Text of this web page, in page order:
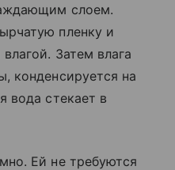
слоем.
пленку и
Затем влага
конденсируется на
вода стекает в
Ей не требуются